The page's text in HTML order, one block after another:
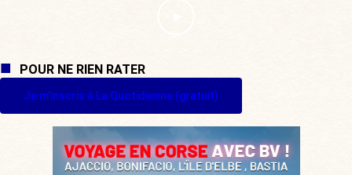
POUR NE RIEN RATER
Je m'inscris à La Quotidienne (gratuit)